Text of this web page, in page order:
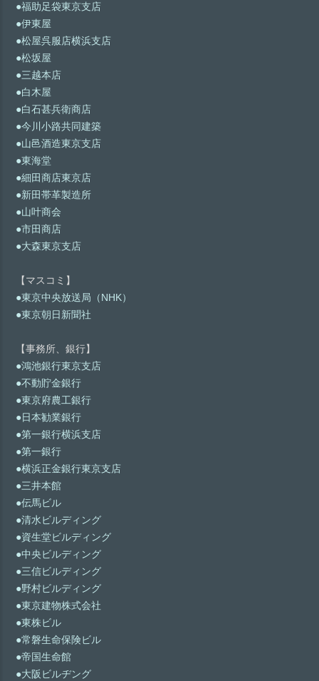
●福助足袋東京支店
●伊東屋
●松屋呉服店横浜支店
●松坂屋
●三越本店
●白木屋
●白石甚兵衛商店
●今川小路共同建築
●山邑酒造東京支店
●東海堂
●細田商店東京店
●新田帯革製造所
●山叶商会
●市田商店
●大森東京支店
【マスコミ】
●東京中央放送局（NHK）
●東京朝日新聞社
【事務所、銀行】
●鴻池銀行東京支店
●不動貯金銀行
●東京府農工銀行
●日本勧業銀行
●第一銀行横浜支店
●第一銀行
●横浜正金銀行東京支店
●三井本館
●伝馬ビル
●清水ビルディング
●資生堂ビルディング
●中央ビルディング
●三信ビルディング
●野村ビルディング
●東京建物株式会社
●東株ビル
●常磐生命保険ビル
●帝国生命館
●大阪ビルヂング